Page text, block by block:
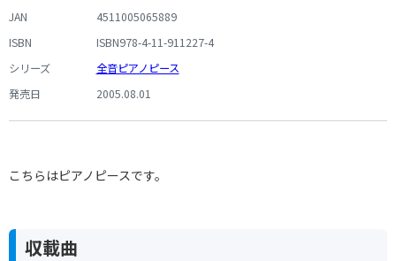
JAN
4511005065889
ISBN
ISBN978-4-11-911227-4
シリーズ
全音ピアノピース
発売日
2005.08.01
こちらはピアノピースです。
収載曲